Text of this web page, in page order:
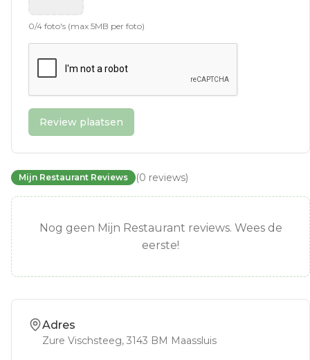
0/4 foto's (max 5MB per foto)
Review plaatsen
Mijn Restaurant Reviews (0 reviews)
Nog geen Mijn Restaurant reviews. Wees de
eerste!
Adres
Zure Vischsteeg, 3143 BM Maassluis